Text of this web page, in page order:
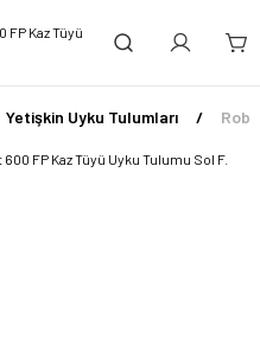
Yetişkin Uyku Tulumları